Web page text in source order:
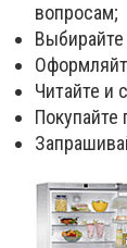
вопросам;
Читайте и
Покупайте